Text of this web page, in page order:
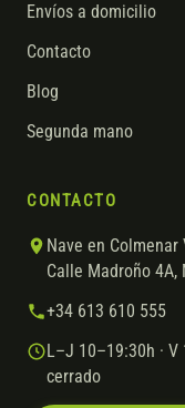
Envíos a domicilio
Contacto
Blog
Segunda mano
CONTACTO
Nave en Colmenar
Calle Madroño 4A,
+34 613 610 555
L–J 10–19:30h ·
cerrado